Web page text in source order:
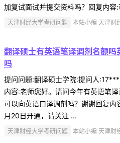
加复试面试并提交资料吗？回复内容
天津财经大学考研问题 本站小编 天津
翻译硕士有英语笔译调剂名额吗
吗
提问问题:翻译硕士学院:提问人
内容:老师您好。请问今年有英语笔
可以向英语口译调剂吗？谢谢回复
月20日开通，请关注 ...
天津财经大学考研问题 本站小编 天津